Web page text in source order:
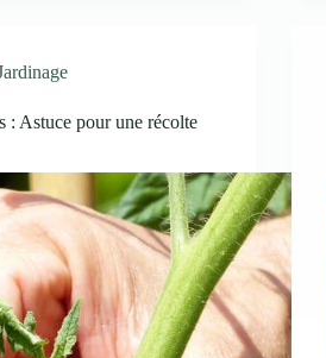
: Astuce pour une récolte